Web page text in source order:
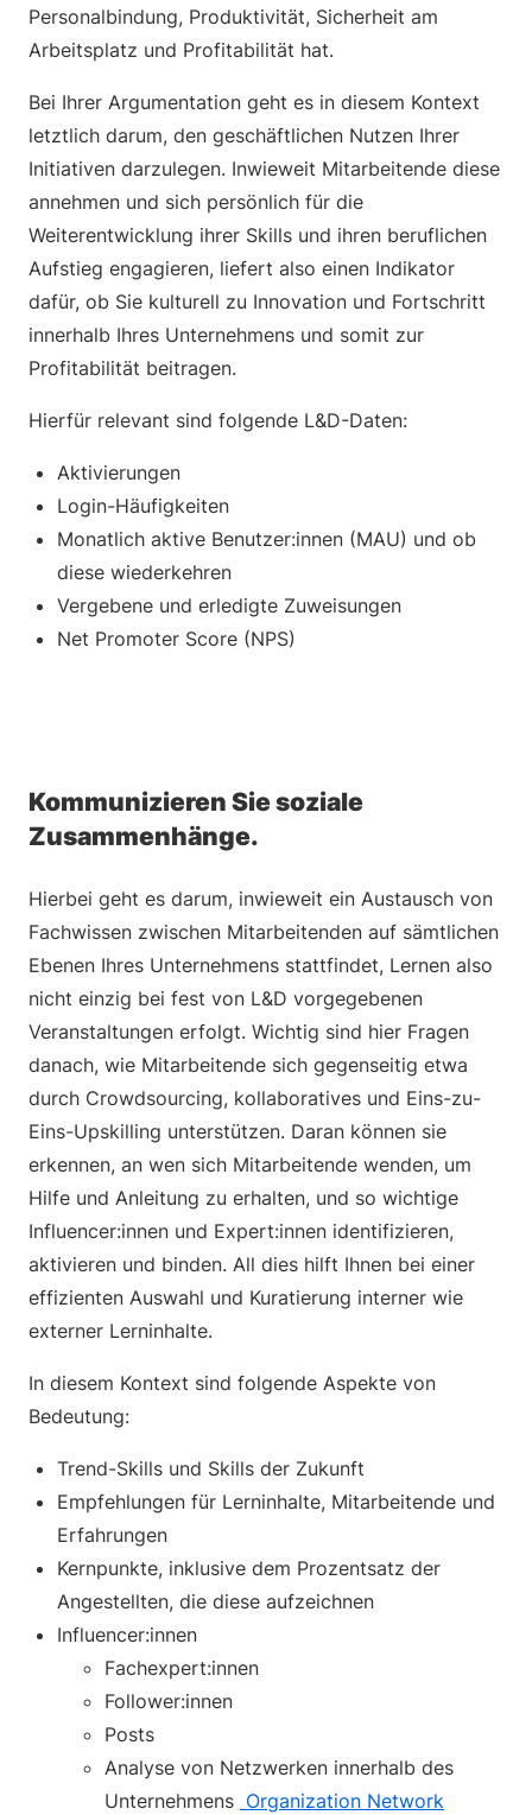
Personalbindung, Produktivität, Sicherheit am
Arbeitsplatz und Profitabilität hat.
Bei Ihrer Argumentation geht es in diesem Kontext
letztlich darum, den geschäftlichen Nutzen Ihrer
Initiativen darzulegen. Inwieweit Mitarbeitende diese
annehmen und sich persönlich für die
Weiterentwicklung ihrer Skills und ihren beruflichen
Aufstieg engagieren, liefert also einen Indikator
dafür, ob Sie kulturell zu Innovation und Fortschritt
innerhalb Ihres Unternehmens und somit zur
Profitabilität beitragen.
Hierfür relevant sind folgende L&D-Daten:
Aktivierungen
Login-Häufigkeiten
Monatlich aktive Benutzer:innen (MAU) und ob
diese wiederkehren
Vergebene und erledigte Zuweisungen
Net Promoter Score (NPS)
Kommunizieren Sie soziale
Zusammenhänge.
Hierbei geht es darum, inwieweit ein Austausch von
Fachwissen zwischen Mitarbeitenden auf sämtlichen
Ebenen Ihres Unternehmens stattfindet, Lernen also
nicht einzig bei fest von L&D vorgegebenen
Veranstaltungen erfolgt. Wichtig sind hier Fragen
danach, wie Mitarbeitende sich gegenseitig etwa
durch Crowdsourcing, kollaboratives und Eins-zu-
Eins-Upskilling unterstützen. Daran können sie
erkennen, an wen sich Mitarbeitende wenden, um
Hilfe und Anleitung zu erhalten, und so wichtige
Influencer:innen und Expert:innen identifizieren,
aktivieren und binden. All dies hilft Ihnen bei einer
effizienten Auswahl und Kuratierung interner wie
externer Lerninhalte.
In diesem Kontext sind folgende Aspekte von
Bedeutung:
Trend-Skills und Skills der Zukunft
Empfehlungen für Lerninhalte, Mitarbeitende und
Erfahrungen
Kernpunkte, inklusive dem Prozentsatz der
Angestellten, die diese aufzeichnen
Influencer:innen
Fachexpert:innen
Follower:innen
Posts
Analyse von Netzwerken innerhalb des
Unternehmens Organization Network